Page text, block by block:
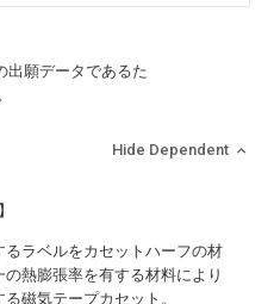
出願データであるた
Hide Dependent
ラベルをカセットハーフの材
熱膨張率を有する材料により
磁気テープカセット。